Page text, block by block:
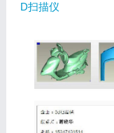
D扫描仪